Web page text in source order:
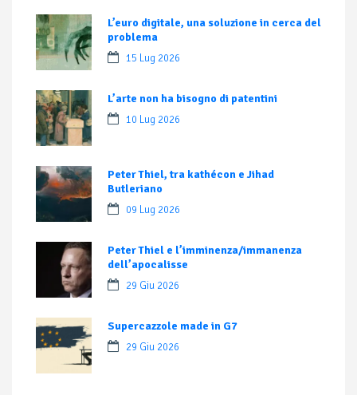
L’euro digitale, una soluzione in cerca del
problema
15 Lug 2026
L’arte non ha bisogno di patentini
10 Lug 2026
Peter Thiel, tra kathécon e Jihad
Butleriano
09 Lug 2026
Peter Thiel e l’imminenza/immanenza
dell’apocalisse
29 Giu 2026
Supercazzole made in G7
29 Giu 2026